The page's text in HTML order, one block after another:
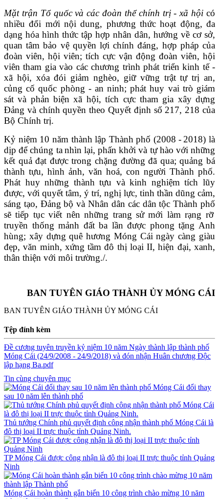
Mặt trận Tổ quốc và các đoàn thể chính trị - xã hội có
nhiều đổi mới nội dung, phương thức hoạt động, đa
dạng hóa hình thức tập hợp nhân dân, hướng về cơ sở,
quan tâm bảo vệ quyền lợi chính đáng, hợp pháp của
đoàn viên, hội viên; tích cực vận động đoàn viên, hội
viên tham gia vào các chương trình phát triển kinh tế -
xã hội, xóa đói giảm nghèo, giữ vững trật tự trị an,
củng cố quốc phòng - an ninh;phát huy vai trò giám
sát và phản biện xã hội, tích cực tham gia xây dựng
Đảng và chính quyền theo Quyết định số 217, 218 của
Bộ Chính trị.
Kỷ niệm 10 năm thành lập Thành phố (2008 - 2018) là
dịp đểchúng ta nhìn lại, phấn khởi và tự hào với những
kết quả đạt được trong chặng đường đã qua; quảng bá
thành tựu, hình ảnh, văn hoá, con người Thành phố.
Phát huy những thành tựu và kinh nghiệm tích lũy
được, với quyết tâm, ý trí, nghị lực, tinh thần dũng cảm,
sáng tạo, Đảng bộ và Nhân dân các dân tộcThành phố
sẽ tiếp tục viết nên những trang sử mới làm rạng rỡ
truyền thốngmảnh đất ba lần được phong tặng Anh
hùng; xây dựng quê hương Móng Cái ngày càng giàu
đẹp, văn minh, xứng tầm đô thị loạiII, hiện đại, xanh,
thân thiện với môi trường./.
BAN TUYÊN GIÁO THÀNH ỦY MÓNG CÁI
BAN TUYÊN GIÁO THÀNH ỦY MÓNG CÁI
Tệp đính kèm
Đề cương tuyên truyền kỷ niệm 10 năm Ngày thành lập thành phố
Móng Cái (24/9/2008 - 24/9/2018) và đón nhận Huân chương Độc
lập hạng Ba.pdf
Tin cùng chuyên mục
Móng Cái đổi thay
sau 10 năm lên thành phố
Thủ tướng Chính phủ quyết định công nhận thành phố Móng Cái là
đô thị loại II trực thuộc tỉnh Quảng Ninh.
TP Móng Cái được công nhận là đô thị loại II trực thuộc tỉnh Quảng
Ninh
Móng Cái hoàn thành gắn biển 10 công trình chào mừng 10 năm